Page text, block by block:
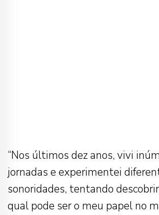
“Nos últimos dez anos, vivi
jornadas e experimentei
sonoridades, tentando
qual pode ser o meu papel no